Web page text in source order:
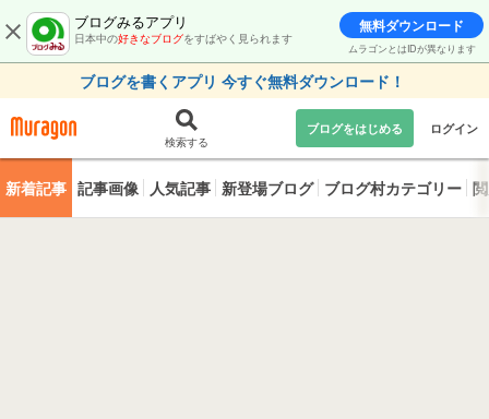
ブログみるアプリ
日本中の好きなブログをすばやく見られます
無料ダウンロード
ムラゴンとはIDが異なります
ブログを書くアプリ 今すぐ無料ダウンロード！
検索する
ブログをはじめる ログイン
記事画像
新着記事 人気記事 新登場ブログ ブログ村カテゴリー